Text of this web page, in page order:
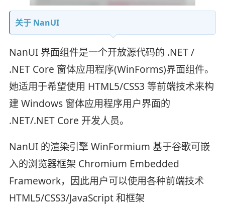
关于 NanUI
NanUI 界面组件是一个开放源代码的 .NET /
.NET Core 窗体应用程序(WinForms)界面组件。
她适用于希望使用 HTML5/CSS3 等前端技术来构
建 Windows 窗体应用程序用户界面的
.NET/.NET Core 开发人员。
NanUI 的渲染引擎 WinFormium 基于谷歌可嵌
入的浏览器框架 Chromium Embedded
Framework，因此用户可以使用各种前端技术
HTML5/CSS3/JavaScript 和框架